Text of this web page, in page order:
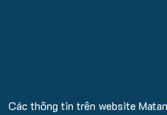
Các thông tin trên website